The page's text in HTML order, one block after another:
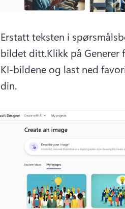
Erstatt teksten i
bildet ditt.Klikk på Generer
KI-bildene og last ned
din.